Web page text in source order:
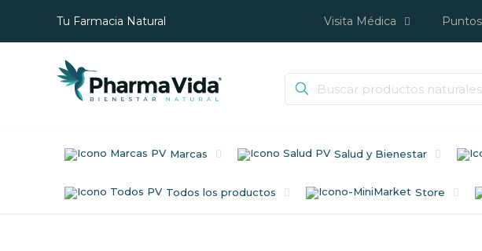
Tu Farmacia Natural Visita Médica
Marcas Salud y Bienestar
Todos los productos Store